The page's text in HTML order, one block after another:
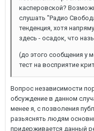
касперовской?
слушать "Радио
тенденция, хотя
здесь - осадок, что
(до этого сообщения у
тест на восприятие
Вопрос независимости
обсуждение в данном
менее я, с позволения
разьяснять людям
придерживается данный